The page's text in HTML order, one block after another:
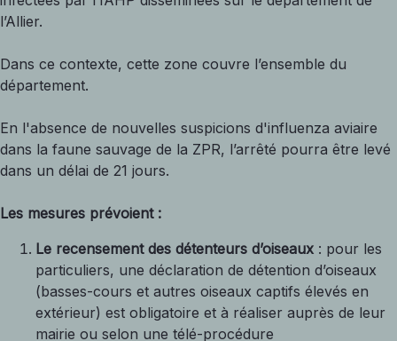
l’Allier.
Dans ce contexte, cette zone couvre l’ensemble du
département.
En l'absence de nouvelles suspicions d'influenza aviaire
dans la faune sauvage de la ZPR, l’arrêté pourra être levé
dans un délai de 21 jours.
Les mesures prévoient :
Le recensement des détenteurs d’oiseaux : pour les
particuliers, une déclaration de détention d’oiseaux
(basses-cours et autres oiseaux captifs élevés en
extérieur) est obligatoire et à réaliser auprès de leur
mairie ou selon une télé-procédure